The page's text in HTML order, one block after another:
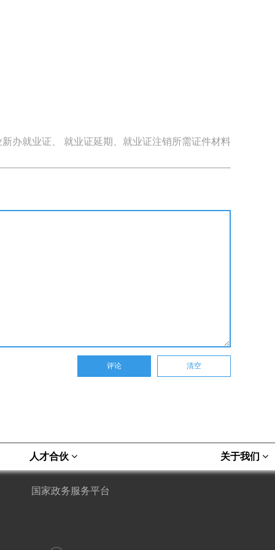
办就业证、 就业证延期、就业证注销所需证件材料
国家政务服务平台
人才合伙 关于我们